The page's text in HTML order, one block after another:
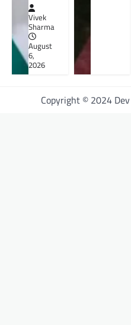
Vivek
Sharma
August
6,
2026
Copyright © 2024